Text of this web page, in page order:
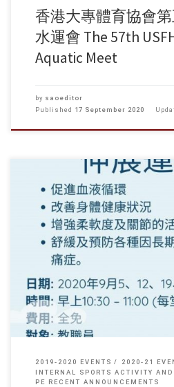
香港大專體育協會
水運會 The 57th
Aquatic Meet
by saoeditor
Published 17 September 2020
2019-2020 EVENTS 2020-21
INTERNAL SPORTS ACTIVITY
PE RECENT ANNOUNCEMENTS